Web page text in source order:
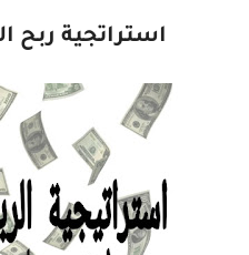
استراتجية ربح